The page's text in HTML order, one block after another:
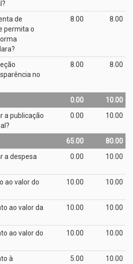
de
permita o
8.00 8.00
no
8.00 8.00
0.00
10.00
a publicação
0.00 10.00
65.00
80.00
a despesa
0.00 10.00
ao valor do
10.00 10.00
ao valor da
10.00 10.00
ao valor do
10.00 10.00
à
5.00 10.00